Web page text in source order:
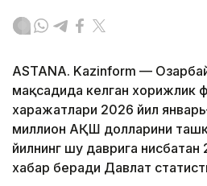
ASTANA. Kazinform —
мақсадида келган хорижлик
харажатлари 2026 йил
миллион АҚШ долларини
йилнинг шу даврига нисбатан
хабар беради Давлат